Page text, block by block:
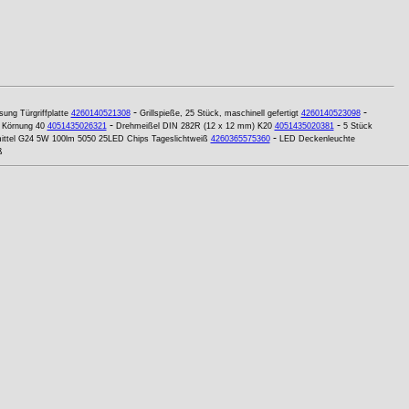
Türgriffplatte 4260140521308- Grillspieße, 25 Stück, maschinell gefertigt 4260140523098-
40 4051435026321- Drehmeißel DIN 282R (12 x 12 mm) K20 4051435020381- 5 Stück
G24 5W 100lm 5050 25LED Chips Tageslichtweiß 4260365575360- LED Deckenleuchte